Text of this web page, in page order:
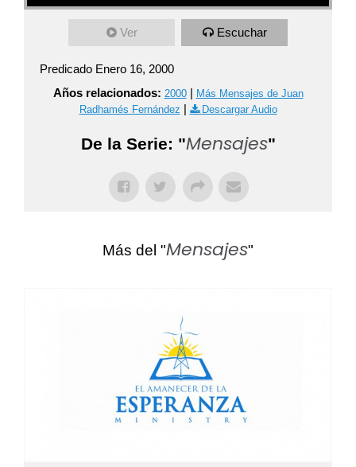
Ver Escuchar
Predicado Enero 16, 2000
Años relacionados: 2000| Más Mensajes de Juan
Radhamés Fernández | Descargar Audio
De la Serie: "Mensajes"
Más del "Mensajes"